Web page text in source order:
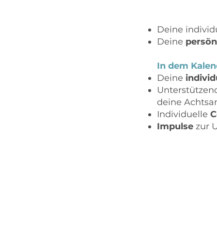
Deine
Deine
In dem
Deine
deine
Individuelle
Impulse zur